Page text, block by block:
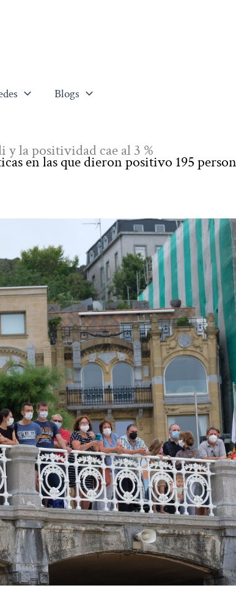
Blogs
y la positividad cae al 3 %
en las que dieron positivo 195